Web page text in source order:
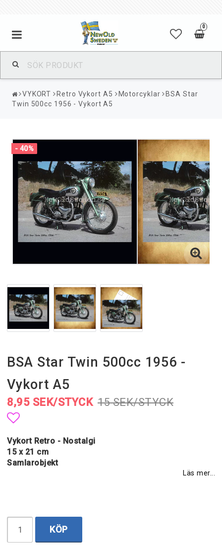
0
VYKORT Retro Vykort A5 Motorcyklar
BSA Star
Twin 500cc 1956 - Vykort A5
- 40%
BSA Star Twin 500cc 1956 -
Vykort A5
15 SEK/STYCK
8,95 SEK/STYCK
Lägg till i favoritlistan
Vykort Retro - Nostalgi
15 x 21 cm
Samlarobjekt
Läs mer...
KÖP